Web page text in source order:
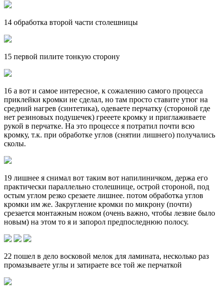
14 обработка второй части столешницы
15 первой пилите тонкую сторону
16 а вот и самое интересное, к сожалению самого процесса
приклейки кромки не сделал, но там просто ставите утюг на
средний нагрев (синтетика), одеваете перчатку (стороной где
нет резиновых подушечек) грееете кромку и приглаживаете
рукой в перчатке. На это процессе я потратил почти всю
кромку, т.к. при обработке углов (снятии лишнего) получались
сколы.
19 лишнее я снимал вот таким вот напилиничком, держа его
практически параллельно столешнице, острой стороной, под
остым углом резко срезаете лишнее. потом обработка углов
кромки им же. Закругление кромки по микрону (почти)
срезается монтажным ножом (очень важно, чтобы лезвие было
новым) на этом то я и запорол предпоследнюю полосу.
22 пошел в дело восковой мелок для ламината, несколько раз
промазываете углы и затираете все той же перчаткой